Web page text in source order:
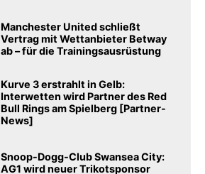
Manchester United schließt
Vertrag mit Wettanbieter Betway
ab – für die Trainingsausrüstung
Kurve 3 erstrahlt in Gelb:
Interwetten wird Partner des Red
Bull Rings am Spielberg [Partner-
News]
Snoop-Dogg-Club Swansea City:
AG1 wird neuer Trikotsponsor